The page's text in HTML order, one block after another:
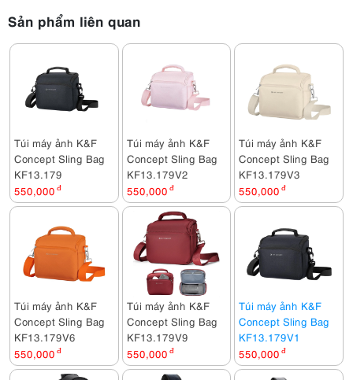
Sony Alpha A7 Mark IV Body + Sony FE 50mm F1.4 GM
84,980,000đ
102,000,000đ
Sony Alpha A7 Mark IV Body + Sony FE 135mm F1.8 GM
Sony Alpha A7 Mark IV Body + Sony FE 16-35mm F2.8 GM II
101,390,000đ
Sony Alpha A7 Mark IV Body + Sony FE 85mm F1.4 GM II
102,480,000đ
Sony Alpha A7 Mark IV Body + Sony FE 85mm F1.8
67,980,000đ
Sony Alpha A7 Mark IV Body + Sony FE 24-50mm F2.8 G
84,980,000đ
Sony Alpha A7 Mark IV Body + Sony FE 35mm F1.8
70,480,000đ
Sony Alpha A7 Mark IV Body + Sony FE 16-25mm F2.8 G
87,980,000đ
Sony Alpha A7 Mark IV Body + Sony FE 20-70mm F4 G
Sản phẩm liên quan
Túi máy ảnh K&F
Concept Sling Bag
KF13.179
550,000 đ
Túi máy ảnh K&F
Concept Sling Bag
KF13.179V2
550,000 đ
Túi máy ảnh K&F
Concept Sling Bag
KF13.179V3
550,000 đ
Túi máy ảnh K&F
Concept Sling Bag
KF13.179V6
550,000 đ
Túi máy ảnh K&F
Concept Sling Bag
KF13.179V9
550,000 đ
Túi máy ảnh K&F
Concept Sling Bag
KF13.179V1
550,000 đ